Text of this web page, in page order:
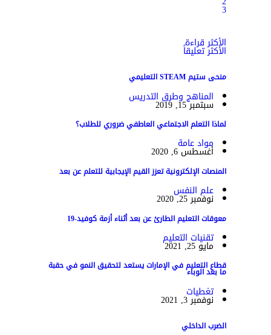
3
الأكثر قراءة
الأكثر تعليقاً
منحى ستيم STEAM التعليمي
المناهج وطرق التدريس
سبتمبر 15, 2019
لماذا التعلم الاجتماعي العاطفي ضروري للطلاب؟
مواد عامة
أغسطس 6, 2020
المنصات الإلكترونية تعزز القيم الإيجابية للتعلم عن بعد
علم النفس
نوفمبر 25, 2020
معوقات التعليم الطارئ عن بعد أثناء أزمة كوفيد-19
تقنيات التعليم
مايو 25, 2021
قطاع التعليم في الإمارات يستعد لتحقيق النمو في حقبة
ما بعد الوباء
تغطيات
نوفمبر 3, 2021
الضرب الداخلي